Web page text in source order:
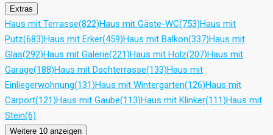
Extras
Haus mit Terrasse(822)Haus mit Gäste-WC(753)Haus mit
Putz(683)Haus mit Erker(459)Haus mit Balkon(337)Haus mit
Glas(292)Haus mit Galerie(221)Haus mit Holz(207)Haus mit
Garage(188)Haus mit Dachterrasse(133)Haus mit
Einliegerwohnung(131)Haus mit Wintergarten(126)Haus mit
Carport(121)Haus mit Gaube(113)Haus mit Klinker(111)Haus mit
Stein(6)
Weitere 10 anzeigen